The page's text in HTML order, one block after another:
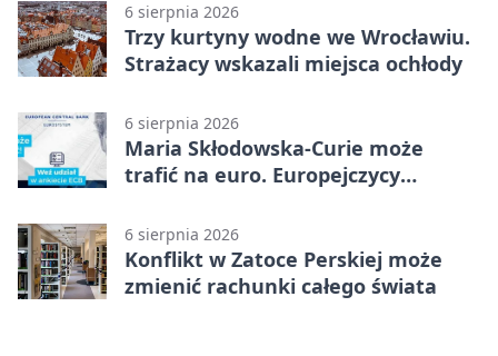
6 sierpnia 2026
Trzy kurtyny wodne we Wrocławiu.
Strażacy wskazali miejsca ochłody
6 sierpnia 2026
Maria Skłodowska-Curie może
trafić na euro. Europejczycy
6 sierpnia 2026
Konflikt w Zatoce Perskiej może
zmienić rachunki całego świata